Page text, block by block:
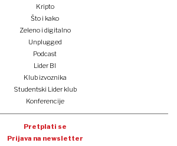
Kripto
Što i kako
Zeleno i digitalno
Unplugged
Podcast
Lider BI
Klub izvoznika
Studentski Lider klub
Konferencije
Pretplati se
Prijava na newsletter